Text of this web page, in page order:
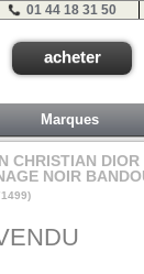
01 44 18 31 50
acheter
Marques
CHRISTIAN
NOIR